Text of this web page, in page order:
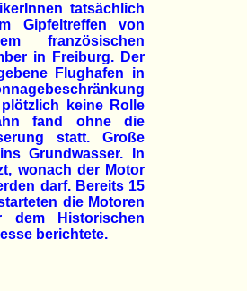
tatsächlich
Gipfeltreffen von
französischen
in Freiburg. Der
Flughafen in
keine Rolle
fand ohne die
statt. Große
Grundwasser. In
wonach der Motor
darf. Bereits 15
die Motoren
dem Historischen
berichtete.